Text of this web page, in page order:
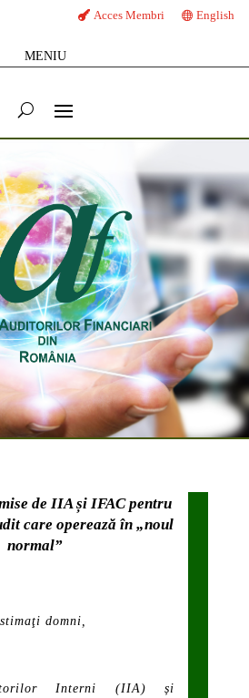
Acces Membri English
MENIU
de IIA și IFAC pentru
care operează în „noul
normal”
domni,
Interni (IIA) și